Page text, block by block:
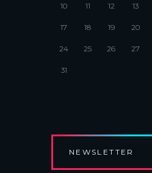
10 11 12 13
17 18 19 20
24 25 26 27
31
NEWSLETTER